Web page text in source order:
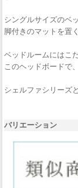
シングルサイズのベ
脚付きのマットを置
ベッドルームにはこ
このヘッドボードで
シェルファシリーズ
バリエーション